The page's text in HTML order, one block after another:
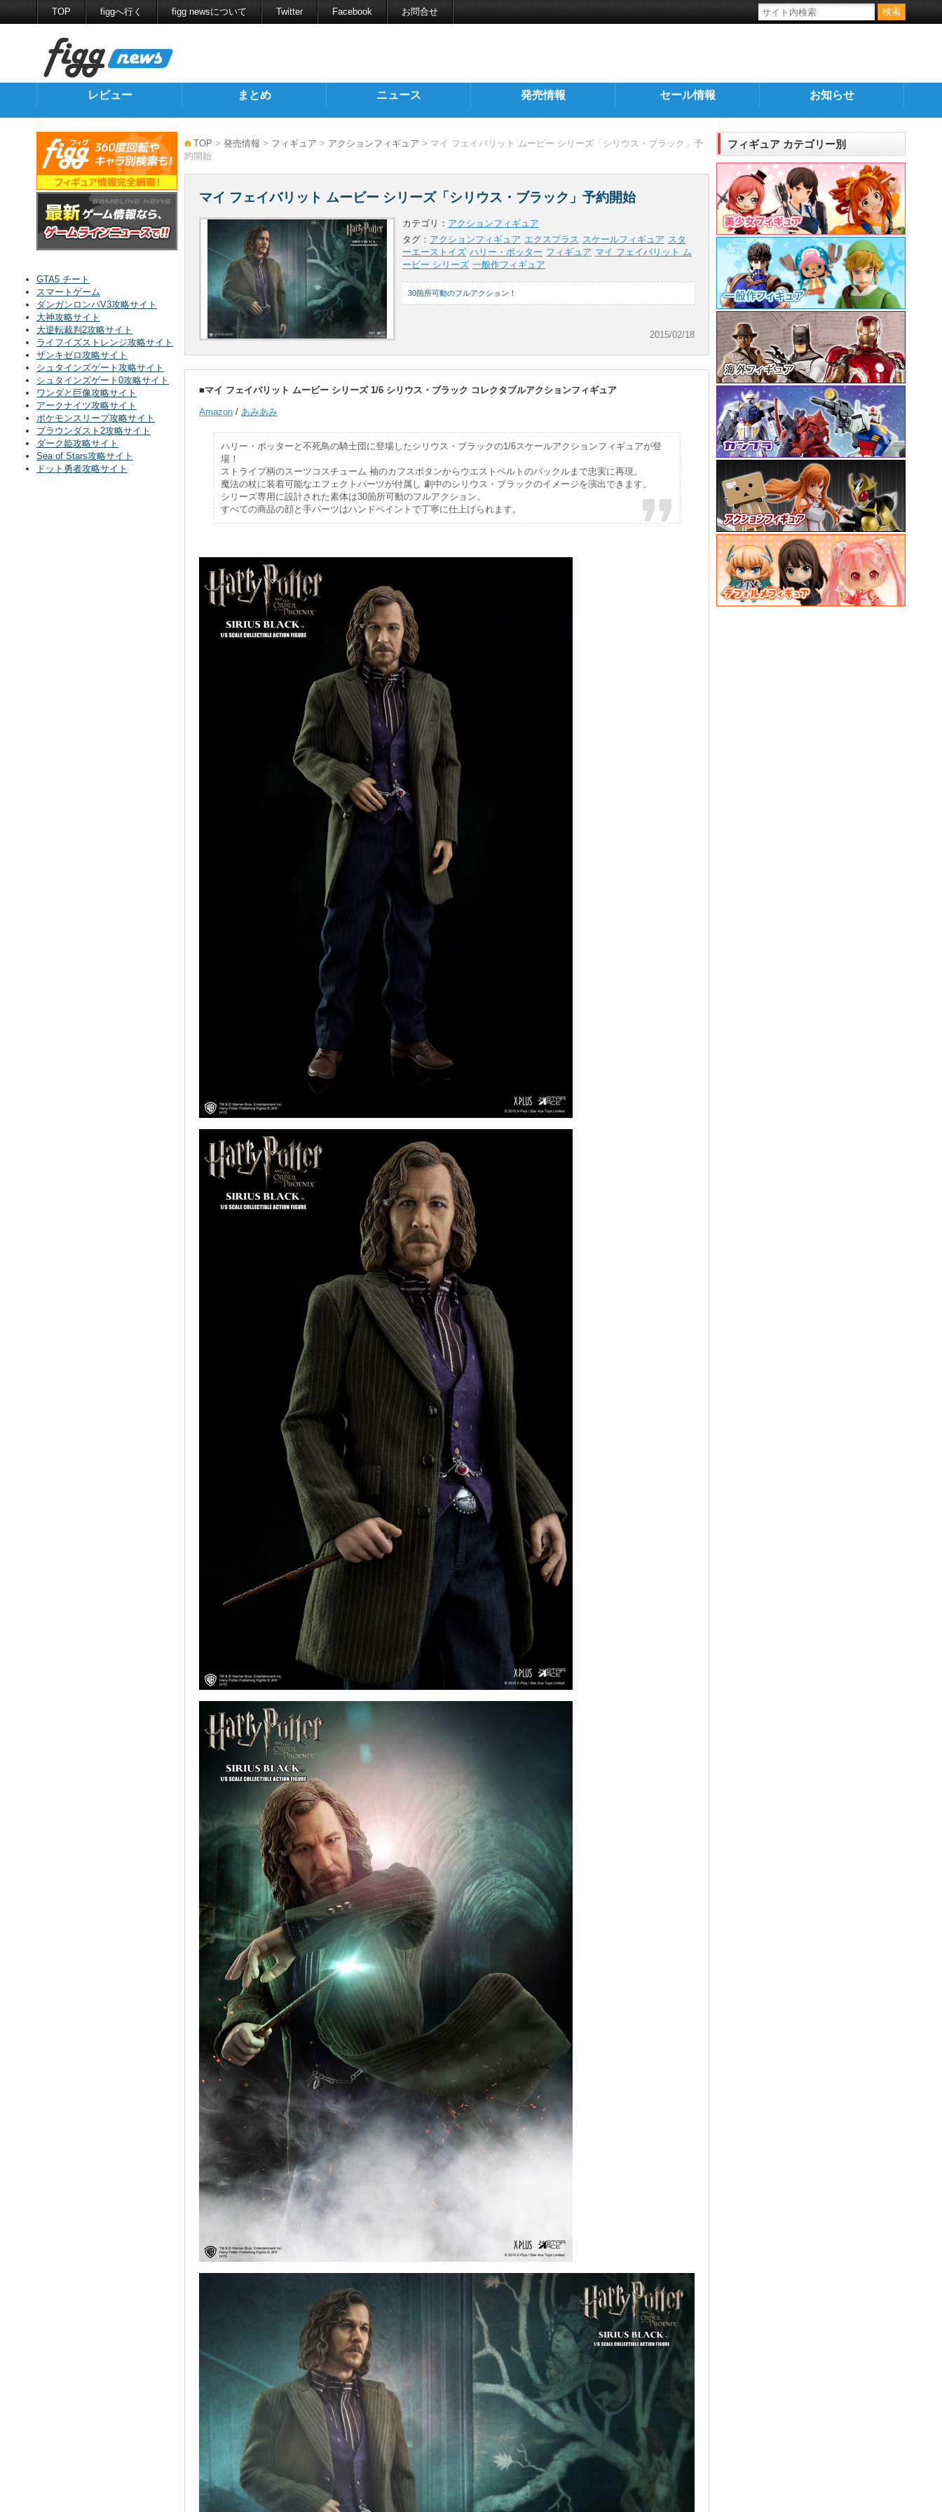
TOP figgへ行く figg newsについて Twitter Facebook お問合せ
レビュー まとめ ニュース 発売情報 セール情報 お知らせ
TOP > 発売情報 > フィギュア > アクションフィギュア > マイ フェイバリット ムービー シリーズ「シリウス・ブラック」予
約開始
マイ フェイバリット ムービー シリーズ「シリウス・ブラック」予約開始
カテゴリ： アクションフィギュア
タグ： アクションフィギュア エクスプラス スケールフィギュア スタ
ーエーストイズ ハリー・ポッター フィギュア マイ フェイバリット ム
ービー シリーズ 一般作フィギュア
2015/02/18
30箇所可動のフルアクション！
■マイ フェイバリット ムービー シリーズ 1/6 シリウス・ブラック コレクタブルアクションフィギュア
Amazon / あみあみ
ハリー・ポッターと不死鳥の騎士団に登場したシリウス・ブラックの1/6スケールアクションフィギュアが登
場！
ストライプ柄のスーツコスチューム 袖のカフスボタンからウエストベルトのバックルまで忠実に再現。
魔法の杖に装着可能なエフェクトパーツが付属し 劇中のシリウス・ブラックのイメージを演出できます。
シリーズ専用に設計された素体は30箇所可動のフルアクション。
すべての商品の顔と手パーツはハンドペイントで丁寧に仕上げられます。
GTA5 チート
スマートゲーム
ダンガンロンパV3攻略サイト
大神攻略サイト
大逆転裁判2攻略サイト
ライフイズストレンジ攻略サイト
ザンキゼロ攻略サイト
シュタインズゲート攻略サイト
シュタインズゲート0攻略サイト
ワンダと巨像攻略サイト
アークナイツ攻略サイト
ポケモンスリープ攻略サイト
ブラウンダスト2攻略サイト
ダーク姫攻略サイト
Sea of Stars攻略サイト
ドット勇者攻略サイト
フィギュア カテゴリー別